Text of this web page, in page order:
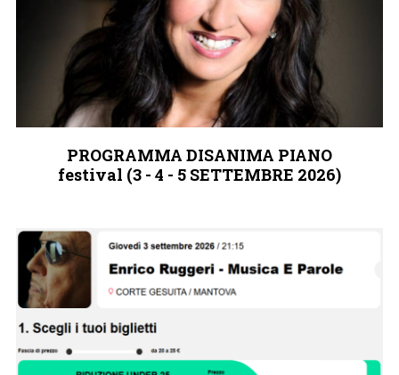
PROGRAMMA DISANIMA PIANO
festival (3 - 4 - 5 SETTEMBRE 2026)